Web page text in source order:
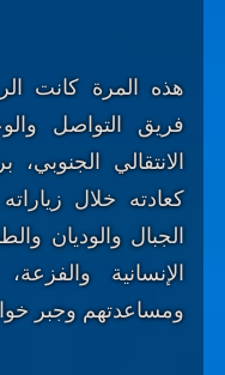
هذه المرة كانت
فريق التواصل
الانتقالي
كعادته خلال زياراته
الجبال والوديان
الإنسانية
ومساعدتهم وجبر